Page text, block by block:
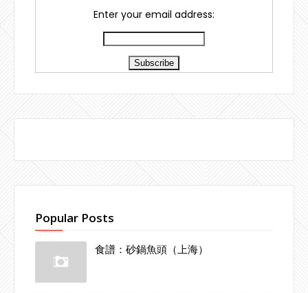
Enter your email address:
Popular Posts
食譜：砂鍋魚頭（上海）